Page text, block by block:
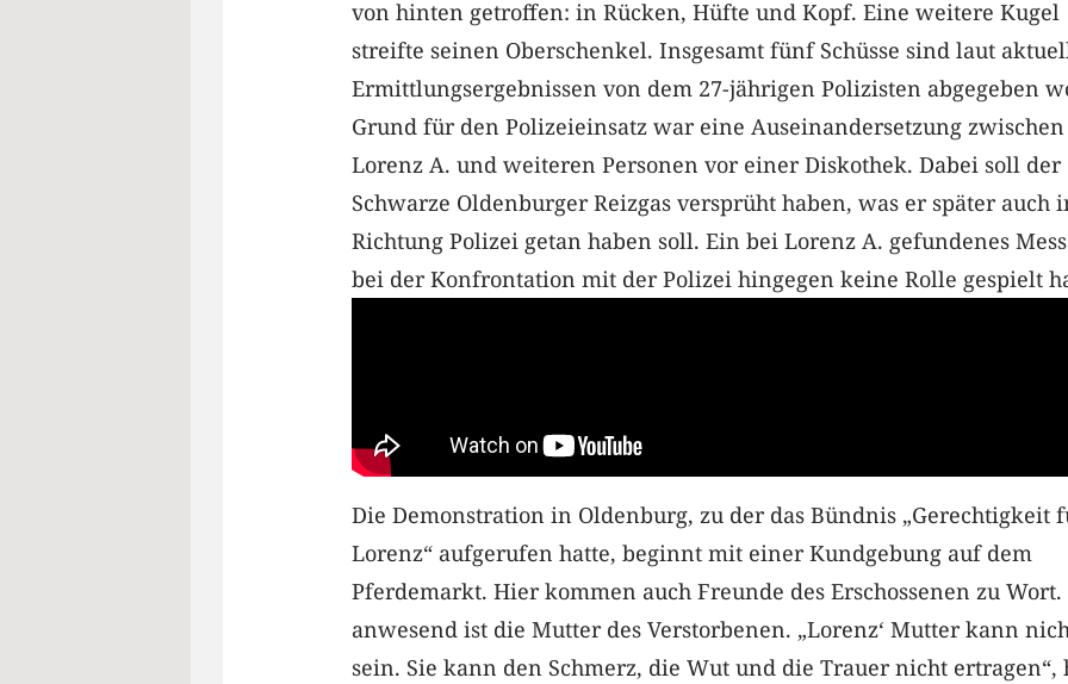
von hinten getroffen: in Rücken, Hüfte und Kopf. Eine weitere Kugel
streifte seinen Oberschenkel. Insgesamt fünf Schüsse sind laut
Ermittlungsergebnissen von dem 27-jährigen Polizisten abgegeben
Grund für den Polizeieinsatz war eine Auseinandersetzung zwischen
Lorenz A. und weiteren Personen vor einer Diskothek. Dabei soll der
Schwarze Oldenburger Reizgas versprüht haben, was er später auch
Richtung Polizei getan haben soll. Ein bei Lorenz A. gefundenes
bei der Konfrontation mit der Polizei hingegen keine Rolle gespielt
Die Demonstration in Oldenburg, zu der das Bündnis „Gerechtigkeit
Lorenz“ aufgerufen hatte, beginnt mit einer Kundgebung auf dem
Pferdemarkt. Hier kommen auch Freunde des Erschossenen zu
anwesend ist die Mutter des Verstorbenen. „Lorenz‘ Mutter kann
sein. Sie kann den Schmerz, die Wut und die Trauer nicht ertragen“,